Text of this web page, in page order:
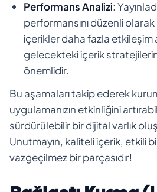
Performans Analizi:
performansını düzenli
içerikler daha fazla etkileşim
gelecekteki içerik
önemlidir.
Bu aşamaları takip ederek
uygulamanızın etkinliğini
sürdürülebilir bir dijital varlık
Unutmayın, kaliteli içerik, etkili
vazgeçilmez bir parçasıdır!